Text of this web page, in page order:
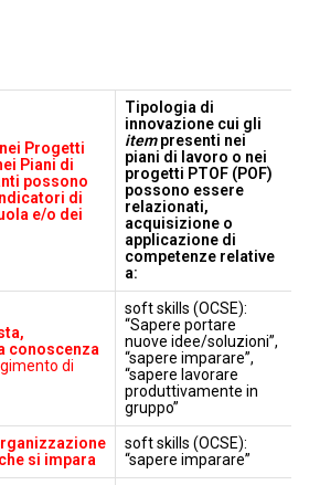
Progetti
Piani di
possono
di
e/o dei
Tipologia di
innovazione cui gli
itempresenti nei
piani di lavoro o nei
progetti PTOF (POF)
possono essere
relazionati,
acquisizione o
applicazione di
competenze relative
a:
conoscenza
di
soft skills (OCSE):
“Sapere portare
nuove idee/soluzioni”,
“sapere imparare”,
“sapere lavorare
produttivamente in
gruppo”
si impara
soft skills (OCSE):
“sapere imparare”